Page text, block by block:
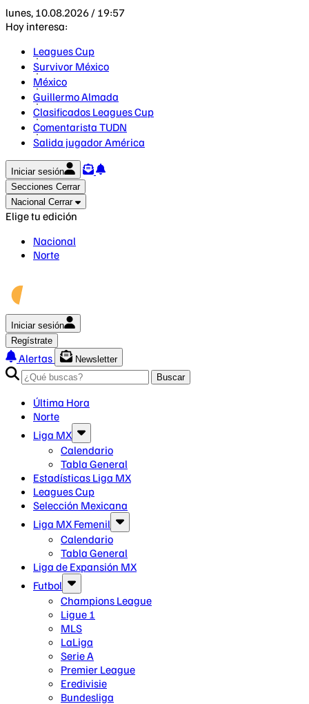
lunes, 10.08.2026 / 19:57
Hoy interesa:
Leagues Cup
Survivor México
México
Guillermo Almada
Clasificados Leagues Cup
Comentarista TUDN
Salida jugador América
Iniciar sesión
Secciones Cerrar
Nacional Cerrar
Elige tu edición
Nacional
Norte
Iniciar sesión
Regístrate
Alertas
Newsletter
Buscar
Última Hora
Norte
Liga MX
Calendario
Tabla General
Estadísticas Liga MX
Leagues Cup
Selección Mexicana
Liga MX Femenil
Calendario
Tabla General
Liga de Expansión MX
Futbol
Champions League
Ligue 1
MLS
LaLiga
Serie A
Premier League
Eredivisie
Bundesliga